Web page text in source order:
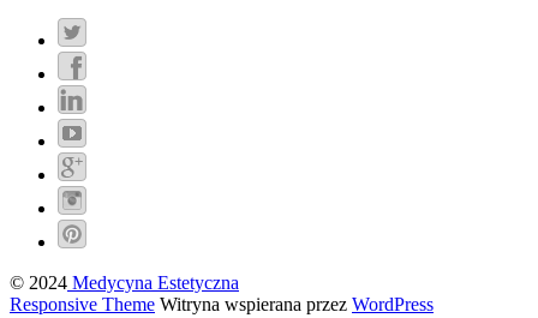
© 2024 Medycyna Estetyczna
Responsive Theme Witryna wspierana przez WordPress